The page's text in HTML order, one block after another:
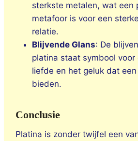
sterkste metalen, wat een
metafoor is voor een
relatie.
Blijvende Glans: De
platina staat symbool voor
liefde en het geluk dat
bieden.
Conclusie
Platina is zonder twijfel een